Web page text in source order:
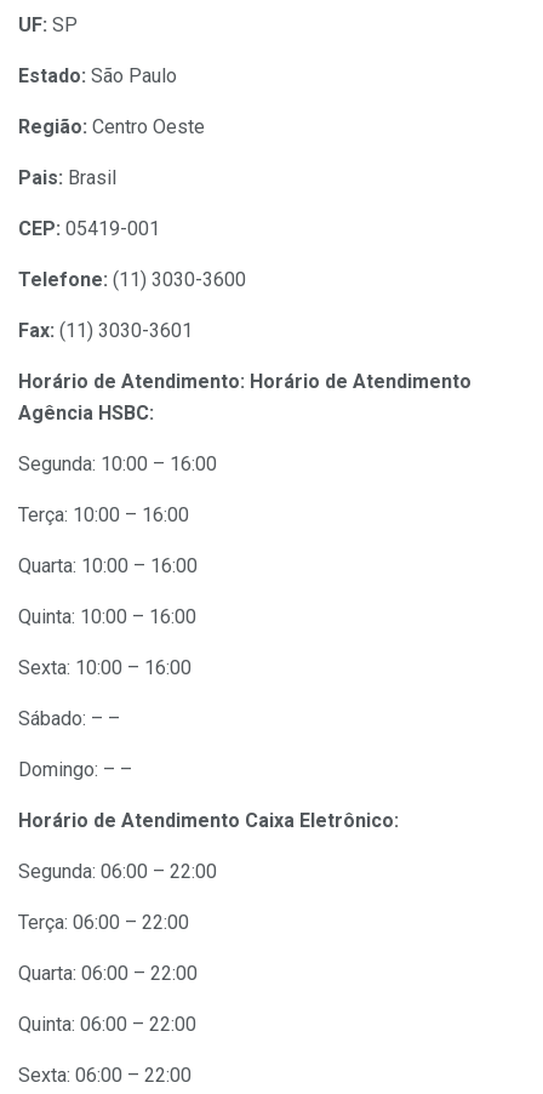
UF: SP
Estado: São Paulo
Região: Centro Oeste
Pais: Brasil
CEP: 05419-001
Telefone: (11) 3030-3600
Fax: (11) 3030-3601
Horário de Atendimento: Horário de Atendimento
Agência HSBC:
Segunda: 10:00 – 16:00
Terça: 10:00 – 16:00
Quarta: 10:00 – 16:00
Quinta: 10:00 – 16:00
Sexta: 10:00 – 16:00
Sábado: – –
Domingo: – –
Horário de Atendimento Caixa Eletrônico:
Segunda: 06:00 – 22:00
Terça: 06:00 – 22:00
Quarta: 06:00 – 22:00
Quinta: 06:00 – 22:00
Sexta: 06:00 – 22:00